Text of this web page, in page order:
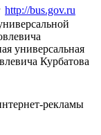
http://bus.gov.ru
универсальная
Курбатова
рекламы